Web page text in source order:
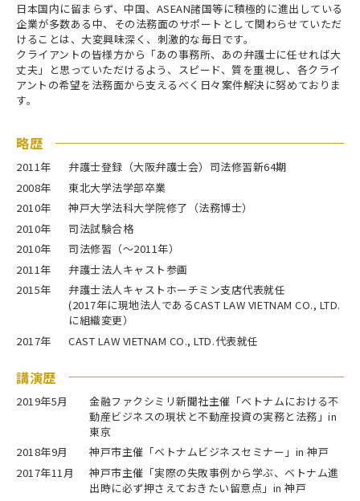
日本国内に留まらず、中国、ASEAN諸国等に積極的に進出している
企業が多数ある中、その法務面のサポートとして関わらせていただ
けることは、大変興味深く、刺激的な毎日です。
クライアントの皆様方から「あの事務所、あの弁護士に任せれば大
丈夫」と思っていただけるよう、スピード、質を重視し、各クライ
アントの希望を法務面から支えるべく日々案件解決に努めておりま
す。
略歴
2011年
弁護士登録（大阪弁護士会）司法修習新64期
2008年
東北大学法学部卒業
2010年
神戸大学法科大学院修了（法務博士）
2010年
司法試験合格
2010年
司法修習（～2011年）
2011年
弁護士法人キャスト参画
2015年
弁護士法人キャストホーチミン支店代表就任
(2017年に現地法人であるCAST LAW VIETNAM CO., LTD.
に組織変更）
2017年
CAST LAW VIETNAM CO., LTD.代表就任
講演歴
2019年5月
金融ファクシミリ新聞社主催「ベトナムにおける不
動産ビジネスの現状と不動産投資の実務と法務」in
東京
2018年9月
神戸市主催「ベトナムビジネスセミナー」in 神戸
2017年11月
神戸市主催「実際の失敗事例から学ぶ、ベトナム進
出時に必ず押さえておきたい留意点」in 神戸